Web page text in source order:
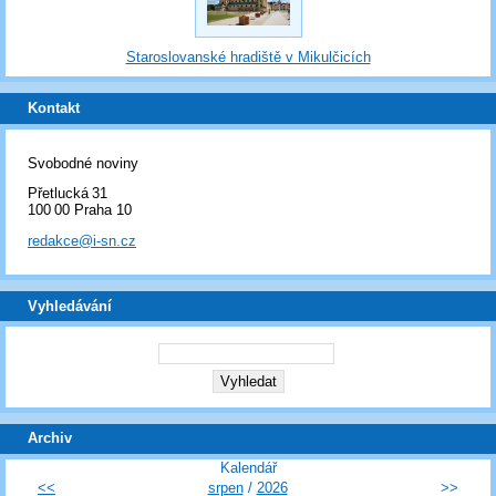
Staroslovanské hradiště v Mikulčicích
Kontakt
Svobodné noviny
Přetlucká 31
100 00 Praha 10
redakce@i-sn.cz
Vyhledávání
Archiv
Kalendář
<<
srpen/ 2026 >>